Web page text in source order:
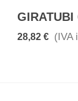
GIRATUBI
28,82 € (IVA